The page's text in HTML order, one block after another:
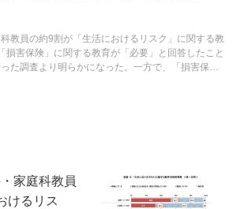
教員の約9割が「生活におけるリスク」に関する教
損害保険」に関する教育が「必要」と回答したこと
た調査より明らかになった。一方で、「損害保
家庭科教員
けるリス